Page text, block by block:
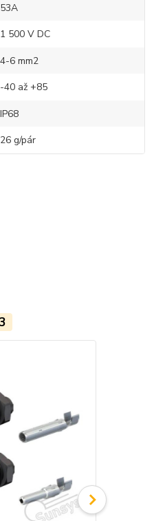
53A
1 500 V DC
4-6 mm2
-40 až +85
IP68
26 g/pár